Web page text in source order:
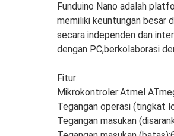
Funduino Nano adalah
memiliki keuntungan besar
secara independen dan
dengan PC,berkolaborasi
Fitur:
Mikrokontroler:Atmel
Tegangan operasi (tingkat
Tegangan masukan